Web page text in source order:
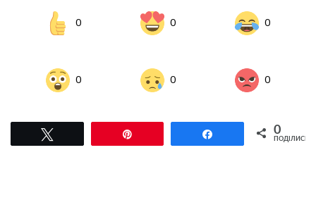
0 0 0
0 0 0
Поділитися0
ПОДІЛИСЬ